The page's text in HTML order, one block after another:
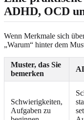
ADHD, OCD
Wenn Merkmale sich
„Warum“ hinter dem
Muster, das Sie
bemerken
Schwierigkeiten,
Aufgaben zu